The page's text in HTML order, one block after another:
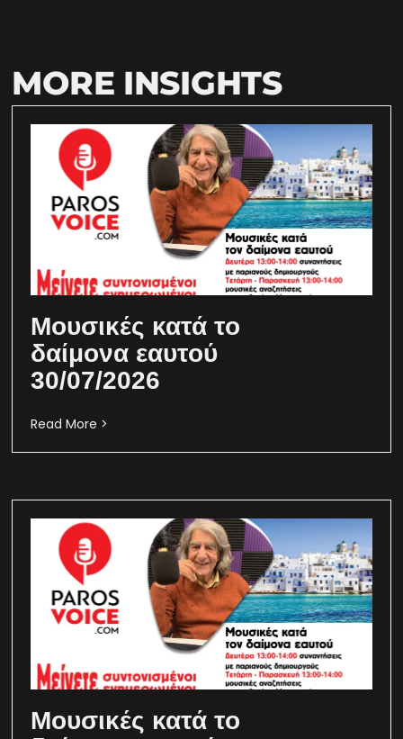
MORE INSIGHTS
Μουσικές κατά το
δαίμονα εαυτού
30/07/2026
Read More >
Μουσικές κατά το